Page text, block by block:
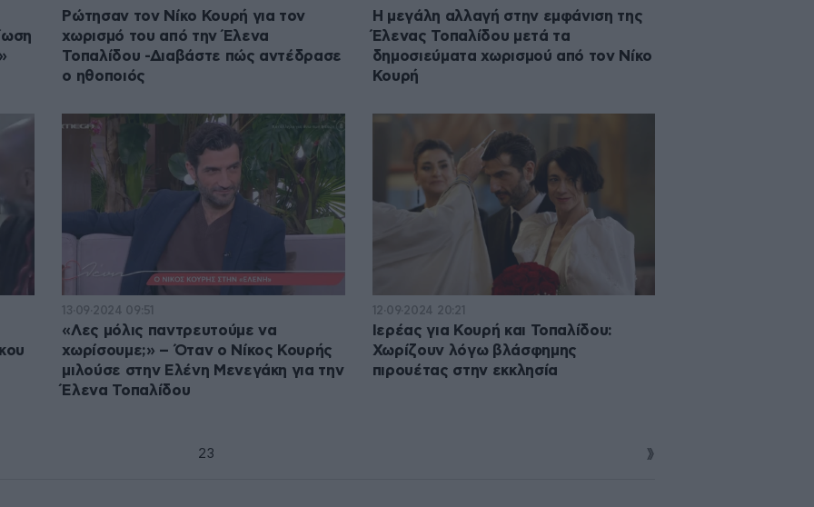
Ρώτησαν τον Νίκο Κουρή για τον
χωρισμό του από την Έλενα
Τοπαλίδου -Διαβάστε πώς αντέδρασε
ο ηθοποιός
Η μεγάλη αλλαγή στην εμφάνιση της
Έλενας Τοπαλίδου μετά τα
δημοσιεύματα χωρισμού από τον Νίκο
Κουρή
13·09·2024 09:51
«Λες μόλις παντρευτούμε να
χωρίσουμε;» – Όταν ο Νίκος Κουρής
μιλούσε στην Ελένη Μενεγάκη για την
Έλενα Τοπαλίδου
12·09·2024 20:21
Ιερέας για Κουρή και Τοπαλίδου:
Χωρίζουν λόγω βλάσφημης
πιρουέτας στην εκκλησία
23